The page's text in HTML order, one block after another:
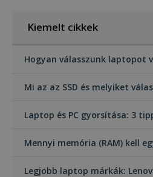
Kiemelt cikkek
Hogyan válasszunk laptopot
Mi az az SSD és melyiket
Laptop és PC gyorsítása: 3
Mennyi memória (RAM) kell
Legjobb laptop márkák: